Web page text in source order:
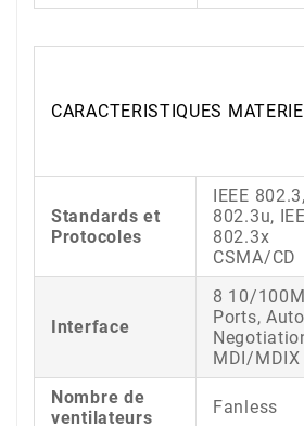
CARACTERISTIQUES
Standards et
Protocoles
IEEE
802.3u,
802.3x
CSMA/CD
Interface
8 10/
Ports,
MDI/MDIX
Nombre de
ventilateurs
Fanless